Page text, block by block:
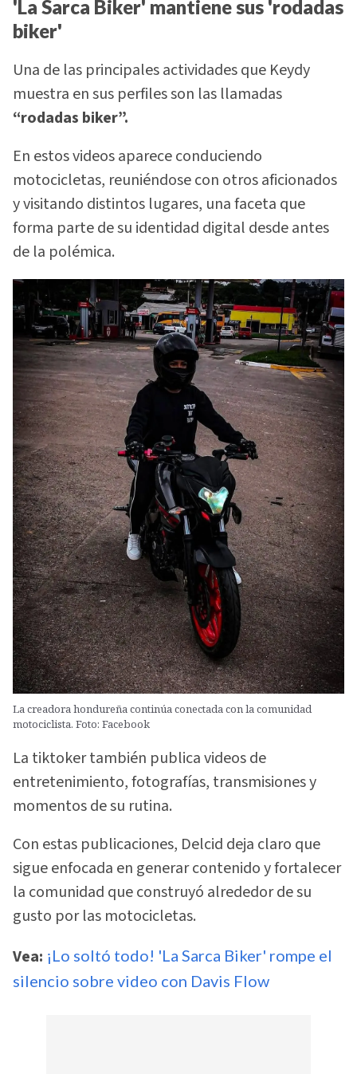
'La Sarca Biker' mantiene sus 'rodadas
biker'
Una de las principales actividades que Keydy
muestra en sus perfiles son las llamadas
“rodadas biker”.
En estos videos aparece conduciendo
motocicletas, reuniéndose con otros aficionados
y visitando distintos lugares, una faceta que
forma parte de su identidad digital desde antes
de la polémica.
La creadora hondureña continúa conectada con la comunidad
motociclista. Foto: Facebook
La tiktoker también publica videos de
entretenimiento, fotografías, transmisiones y
momentos de su rutina.
Con estas publicaciones, Delcid deja claro que
sigue enfocada en generar contenido y fortalecer
la comunidad que construyó alrededor de su
gusto por las motocicletas.
Vea: ¡Lo soltó todo! 'La Sarca Biker' rompe el
silencio sobre video con Davis Flow